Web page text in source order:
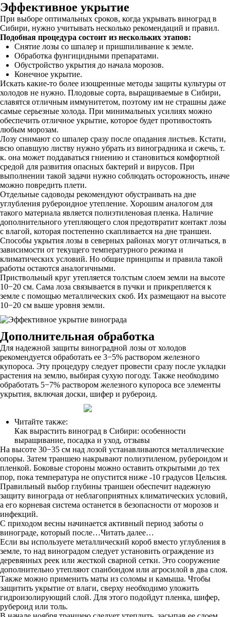
Эффективное укрытие
При выборе оптимальных сроков, когда укрывать виноград в
Сибири, нужно учитывать несколько рекомендаций и правил.
Подобная процедура состоит из нескольких этапов:
Снятие лозы со шпалер и пришпиливание к земле.
Обработка фунгицидными препаратами.
Обустройство укрытия до начала морозов.
Конечное укрытие.
Искать какие-то более изощренные методы защиты культуры от
холодов не нужно. Плодовые сорта, выращиваемые в Сибири,
славятся отличным иммунитетом, поэтому им не страшны даже
самые серьезные холода. При минимальных усилиях можно
обеспечить отличное укрытие, которое будет противостоять
любым морозам.
Лозу снимают со шпалер сразу после опадания листьев. Кстати,
всю опавшую листву нужно убрать из виноградника и сжечь, т.
к. она может поддаваться гниению и становиться комфортной
средой для развития опасных бактерий и вирусов. При
выполнении такой задачи нужно соблюдать осторожность, иначе
можно повредить плети.
Отдельные садоводы рекомендуют обустраивать на дне
углубления рубероидное утепление. Хорошим аналогом для
такого материала является полиэтиленовая пленка. Наличие
дополнительного утепляющего слоя предотвратит контакт лозы
с влагой, которая постепенно скапливается на дне траншеи.
Способы укрытия лозы в северных районах могут отличаться, в
зависимости от текущего температурного режима и
климатических условий. Но общие принципы и правила такой
работы остаются аналогичными.
Приствольный круг утепляется толстым слоем земли на высоте
10−20 см. Сама лоза связывается в пучки и прикрепляется к
земле с помощью металлических скоб. Их размещают на высоте
10−20 см выше уровня земли.
Дополнительная обработка
Для надежной защиты виноградной лозы от холодов
рекомендуется обработать ее 3−5% раствором железного
купороса. Эту процедуру следует провести сразу после укладки
растения на землю, выбирая сухую погоду. Также необходимо
обработать 5−7% раствором железного купороса все элементы
укрытия, включая доски, шифер и рубероид.
Читайте также:
Как вырастить виноград в Сибири: особенности
выращивание, посадка и уход, отзывы
На высоте 30−35 см над лозой устанавливаются металлические
опоры. Затем траншею накрывают полиэтиленом, рубероидом и
пленкой. Боковые стороны можно оставить открытыми до тех
пор, пока температура не опустится ниже -10 градусов Цельсия.
Правильный выбор глубины траншеи обеспечит надежную
защиту винограда от неблагоприятных климатических условий,
а его корневая система останется в безопасности от морозов и
инфекций.
С приходом весны начинается активный период заботы о
винограде, который после…Читать далее…
Если вы используете металлический короб вместо углубления в
земле, то над виноградом следует установить ограждение из
деревянных реек или жесткой сварной сетки. Это сооружение
дополнительно утепляют спанбондом или агросилой в два слоя.
Также можно применить маты из соломы и камыша. Чтобы
защитить укрытие от влаги, сверху необходимо уложить
гидроизолирующий слой. Для этого подойдут пленка, шифер,
рубероид или толь.